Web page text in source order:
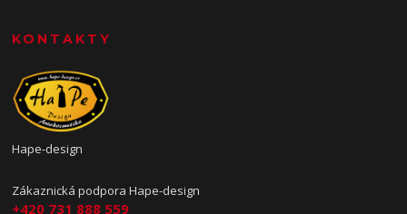
KONTAKTY
Hape-design
Zákaznická podpora Hape-design
+420 731 888 559